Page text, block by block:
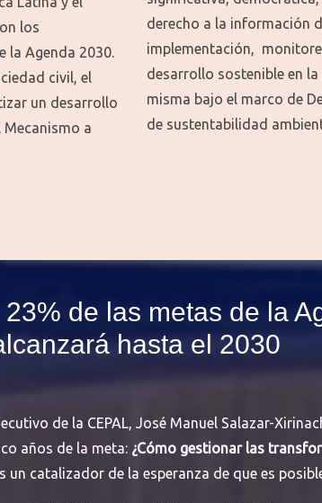
los
la Agenda 2030.
civil, el
un desarrollo
Mecanismo a
derecho a la información
implementación,
desarrollo sostenible en
misma bajo el marco de
de sustentabilidad
de las metas de la
hasta el 2030
de la CEPAL, José Manuel Salazar-
años de la meta: ¿Cómo gestionar las
un catalizador de la esperanza de que es